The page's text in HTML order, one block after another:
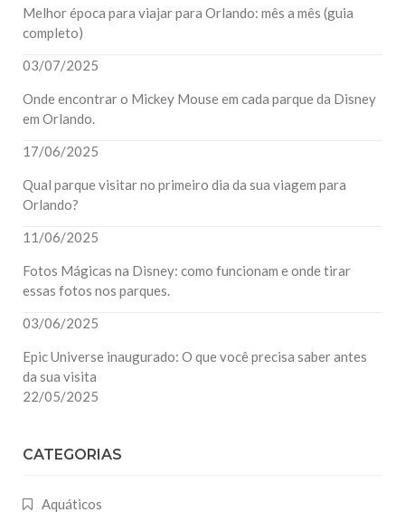
Melhor época para viajar para Orlando: mês a mês (guia
completo)
03/07/2025
Onde encontrar o Mickey Mouse em cada parque da Disney
em Orlando.
17/06/2025
Qual parque visitar no primeiro dia da sua viagem para
Orlando?
11/06/2025
Fotos Mágicas na Disney: como funcionam e onde tirar
essas fotos nos parques.
03/06/2025
Epic Universe inaugurado: O que você precisa saber antes
da sua visita
22/05/2025
CATEGORIAS
Aquáticos